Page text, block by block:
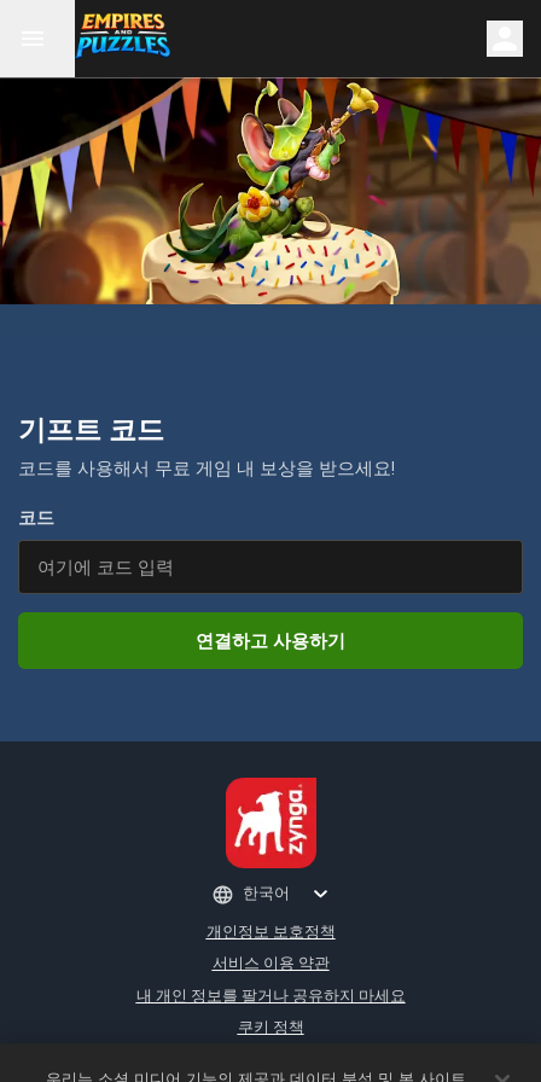
기프트 코드
코드를 사용해서 무료 게임 내 보상을 받으세요!
코드
연결하고 사용하기
개인정보 보호정책
서비스 이용 약관
내 개인 정보를 팔거나 공유하지 마세요
쿠키 정책
한국어